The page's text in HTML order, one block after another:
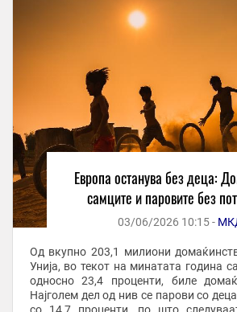
Европа останува без деца:
самците и паровите без
03/06/2026 10:15 -
Од вкупно 203,1 милиони
Унија, во текот на минатата година
односно 23,4 проценти, биле
Најголем дел од нив се парови со